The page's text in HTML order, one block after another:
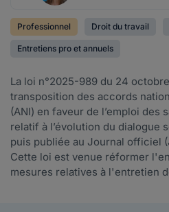
Professionnel Droit du travail
Entretiens pro et annuels
La loi n°2025-989 du 24
transposition des accords
(ANI) en faveur de l’emploi des
relatif à l’évolution du dialogue
puis publiée au Journal officiel
Cette loi est venue réformer
mesures relatives à l'entretien